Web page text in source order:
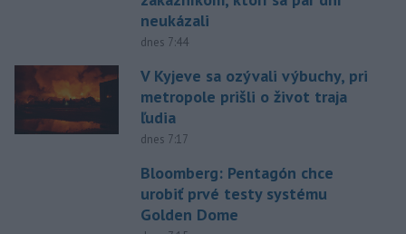
neukázali
dnes 7:44
V Kyjeve sa ozývali výbuchy, pri
metropole prišli o život traja
ľudia
dnes 7:17
Bloomberg: Pentagón chce
urobiť prvé testy systému
Golden Dome